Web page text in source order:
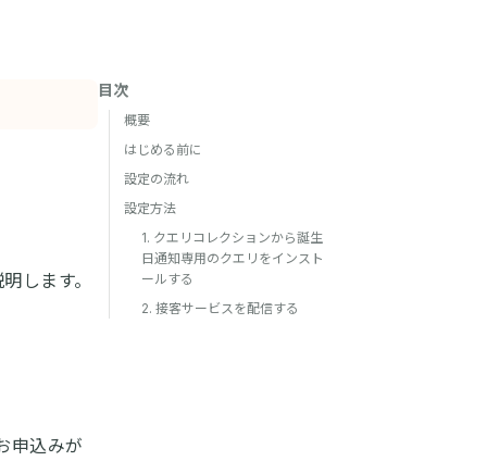
します。
申込みが
目次
概要
はじめる前に
設定の流れ
設定方法
1. クエリコレクションから誕生
日通知専用のクエリをインスト
ールする
2. 接客サービスを配信する